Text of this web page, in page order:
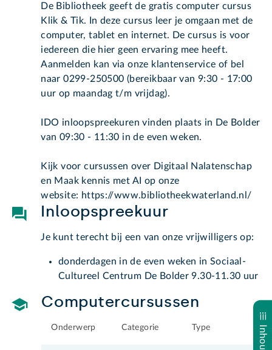
De Bibliotheek geeft de gratis computer cursus
Klik & Tik. In deze cursus leer je omgaan met de
computer, tablet en internet. De cursus is voor
iedereen die hier geen ervaring mee heeft.
Aanmelden kan via onze klantenservice of bel
naar 0299-250500 (bereikbaar van 9:30 - 17:00
uur op maandag t/m vrijdag).
IDO inloopspreekuren vinden plaats in De Bolder
van 09:30 - 11:30 in de even weken.
Kijk voor cursussen over Digitaal Nalatenschap
en Maak kennis met AI op onze
website: https://www.bibliotheekwaterland.nl/
Inloopspreekuur
Je kunt terecht bij een van onze vrijwilligers op:
donderdagen in de even weken in Sociaal-
Cultureel Centrum De Bolder 9.30-11.30 uur
Computercursussen
Onderwerp Categorie Type